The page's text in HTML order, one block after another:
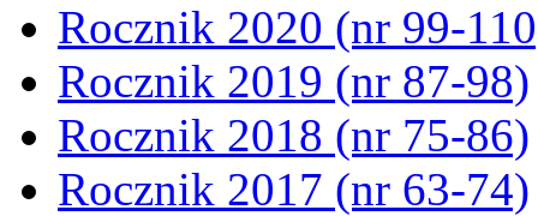
Rocznik 2020 (nr 99-
Rocznik 2019 (nr 87-98)
Rocznik 2018 (nr 75-86)
Rocznik 2017 (nr 63-74)